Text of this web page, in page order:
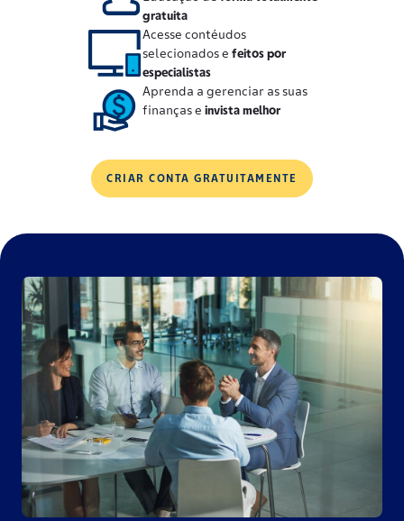
gratuita
Acesse contéudos
selecionados e feitos por
especialistas
Aprenda a gerenciar as suas
finanças e invista melhor
CRIAR CONTA GRATUITAMENTE